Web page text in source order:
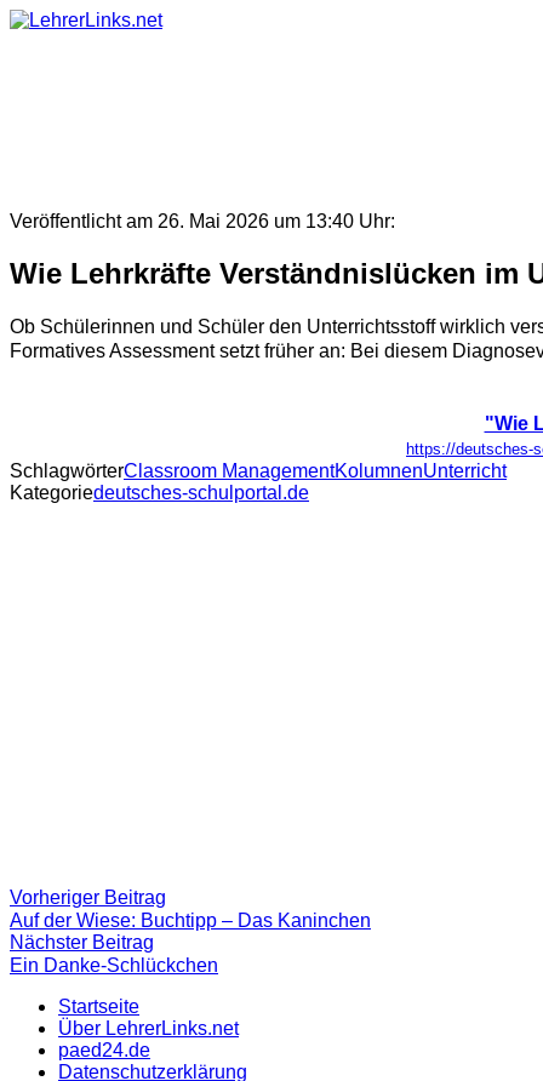
Skip
Veröffentlicht am 26. Mai 2026 um 13:40 Uhr:
Wie Lehrkräfte Verständnislücken im
Ob Schülerinnen und Schüler den Unterrichtsstoff wirklich
Formatives Assessment setzt früher an: Bei diesem
"Wie
https://deutsches-
SchlagwörterClassroom ManagementKolumnenUnterricht
Kategoriedeutsches-schulportal.de
Beitragsnavigation
Vorheriger Beitrag
Beitrag:
Auf der Wiese: Buchtipp – Das Kaninchen
Nächster Beitrag
Beitrag
Ein Danke-Schlückchen
Startseite
Über LehrerLinks.net
paed24.de
Datenschutzerklärung